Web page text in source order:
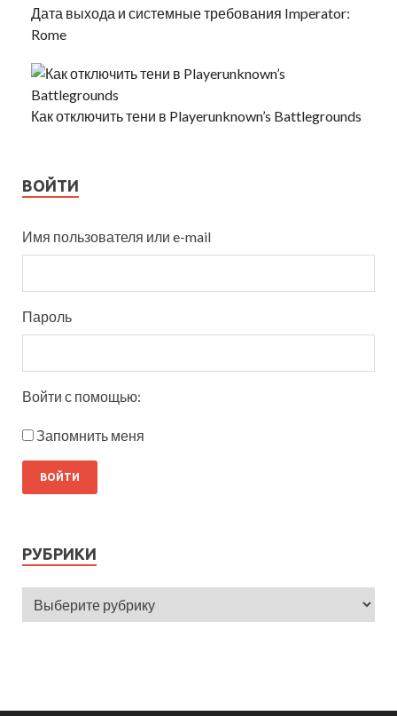
Дата выхода и системные требования Imperator:
Rome
Как отключить тени в Playerunknown’s Battlegrounds
ВОЙТИ
Имя пользователя или e-mail
Пароль
Войти с помощью:
Запомнить меня
РУБРИКИ